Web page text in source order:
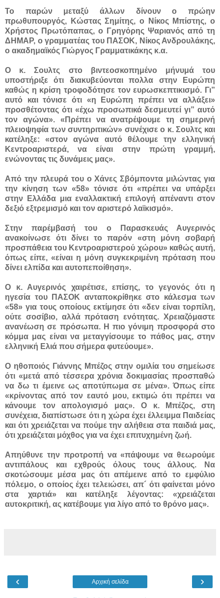
Το παρών μεταξύ άλλων δίνουν ο πρώην
πρωθυπουργός, Κώστας Σημίτης, ο Νίκος Μπίστης, ο
Χρήστος Πρωτόπαπας, ο Γρηγόρης Ψαριανός από τη
ΔΗΜΑΡ, ο γραμματέας του ΠΑΣΟΚ, Νίκος Ανδρουλάκης,
ο ακαδημαϊκός Γιώργος Γραμματικάκης κ.α.
Ο κ. Σουλτς στο βιντεοσκοπημένο μήνυμά του
υποστήριξε ότι διακυβεύονται πολλα στην Ευρώπη
καθώς η κρίση τροφοδότησε τον ευρωσκεπτικισμό. Γι”
αυτό και τόνισε ότι «η Ευρώπη πρέπει να αλλάξει»
προσθέτοντας ότι «έχω προσωπικά δεσμευτεί γι” αυτό
τον αγώνα». «Πρέπει να ανατρέψουμε τη σημερινή
πλειοψηφία των συντηριτικών» συνέχισε ο κ. Σουλτς και
κατέληξε: «στον αγώνα αυτό θέλουμε την ελληνική
Κεντροαριστερά, να είναι στην πρώτη γραμμή,
ενώνοντας τις δυνάμεις μας».
Από την πλευρά του ο Χάνες Σβόμποντα μιλώντας για
την κίνηση των «58» τόνισε ότι «πρέπει να υπάρξει
στην Ελλάδα μια εναλλακτική επιλογή απέναντι στον
δεξιό εξτρεμισμό και τον αριστερό λαϊκισμό».
Στην παρέμβασή του ο Παρασκευάς Αυγερινός
ανακοίνωσε ότι δίνει το παρόν «στη μόνη σοβαρή
προσπάθεια του Κεντροαριστερού χώρου» καθώς αυτή,
όπως είπε, «είναι η μόνη συγκεκριμένη πρόταση που
δίνει ελπίδα και αυτοπεποίθηση».
Ο κ. Αυγερινός χαιρέτισε, επίσης, το γεγονός ότι η
ηγεσία του ΠΑΣΟΚ ανταποκρίθηκε στο κάλεσμα των
«58» για τους οποίους εκτίμησε ότι «δεν είναι τορπίλη,
ούτε σοσίβιο, αλλά πρόταση ενότητας. Χρειαζόμαστε
ανανέωση σε πρόσωπα. Η πιο γόνιμη προσφορά στο
κόμμα μας είναι να μεταγγίσουμε το πάθος μας, στην
ελληνική Ελιά που σήμερα φυτεύουμε».
Ο ηθοποιός Γιάννης Μπέζος στην ομιλία του σημείωσε
ότι «μετά από τέσσερα χρόνια δοκιμασίας προσπαθώ
να δω τι έμεινε ως αποτύπωμα σε μένα». Όπως είπε
«κρίνοντας από τον εαυτό μου, εκτιμώ ότι πρέπει να
κάνουμε τον απολογισμό μας». Ο κ. Μπέζος, στη
συνέχεια, διαπίστωσε ότι η χώρα έχει έλλειμμα Παιδείας
και ότι χρειάζεται να πούμε την αλήθεια στα παιδιά μας,
ότι χρειάζεται μόχθος για να έχει επιτυχημένη ζωή.
Απηύθυνε την προτροπή να «πάψουμε να θεωρούμε
αντιπάλους και εχθρούς όλους τους άλλους. Να
σκοτώσουμε μέσα μας ότι απέμεινε από το εμφύλιο
πόλεμο, ο οποίος έχει τελειώσει, απ´ ότι φαίνεται μόνο
στα χαρτιά» και κατέληξε λέγοντας: «χρειάζεται
αυτοκριτική, ας κατέβουμε για λίγο από το θρόνο μας».
‹ ›
Αρχική σελίδα